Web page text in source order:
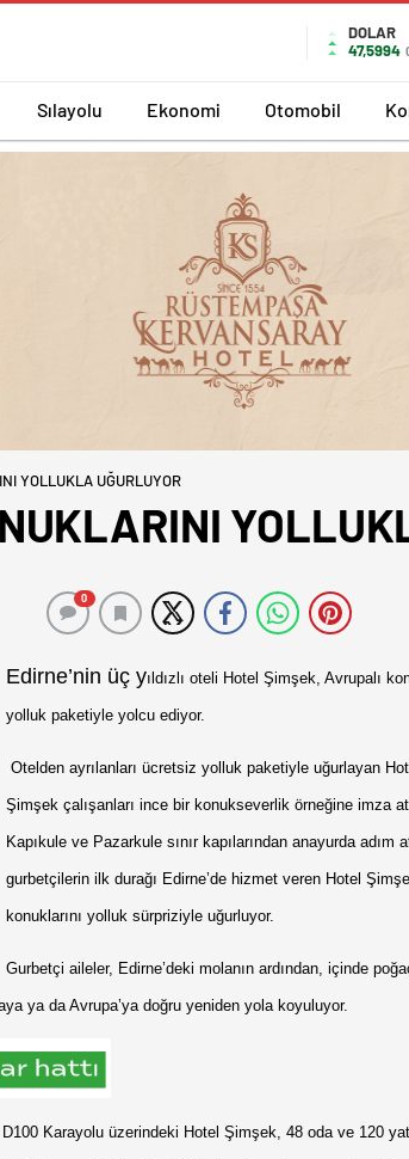
DOLAR
47,5994
Sılayolu Ekonomi Otomobil
YOLLUKLA UĞURLUYOR
0
Edirne’nin üç yıldızlı oteli Hotel Şimşek, Avrupalı
yolluk paketiyle yolcu ediyor.
Otelden ayrılanları ücretsiz yolluk paketiyle uğurlayan
Şimşek çalışanları ince bir konukseverlik örneğine imza
Kapıkule ve Pazarkule sınır kapılarından anayurda adım
gurbetçilerin ilk durağı Edirne’de hizmet veren Hotel
konuklarını yolluk sürpriziyle uğurluyor.
Gurbetçi aileler, Edirne’deki molanın ardından, içinde
ya da Avrupa’ya doğru yeniden yola koyuluyor.
Karayolu üzerindeki Hotel Şimşek, 48 oda ve 120